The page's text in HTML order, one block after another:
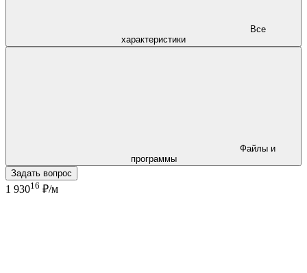
характеристики
программы
Задать вопрос
1 93016 ₽/м